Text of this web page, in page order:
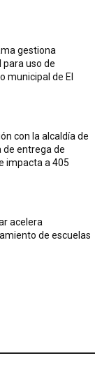
gestiona
uso de
municipal de El
con la alcaldía de
de entrega de
impacta a 405
acelera
de escuelas